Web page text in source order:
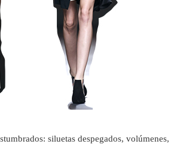
siluetas despegados, volúmenes,